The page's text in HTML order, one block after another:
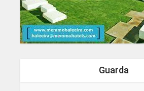
Guarda